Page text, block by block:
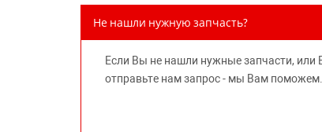
Не нашли нужную запчасть?
Если Вы не нашли нужные запчасти, или
отправьте нам запрос - мы Вам поможем.